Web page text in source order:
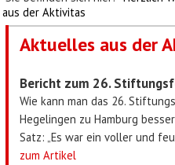
aus der Aktivitas
Aktuelles aus der
Bericht zum 26.
Wie kann man das 26.
Hegelingen zu Hamburg
Satz: „Es war ein voller und
zum Artikel